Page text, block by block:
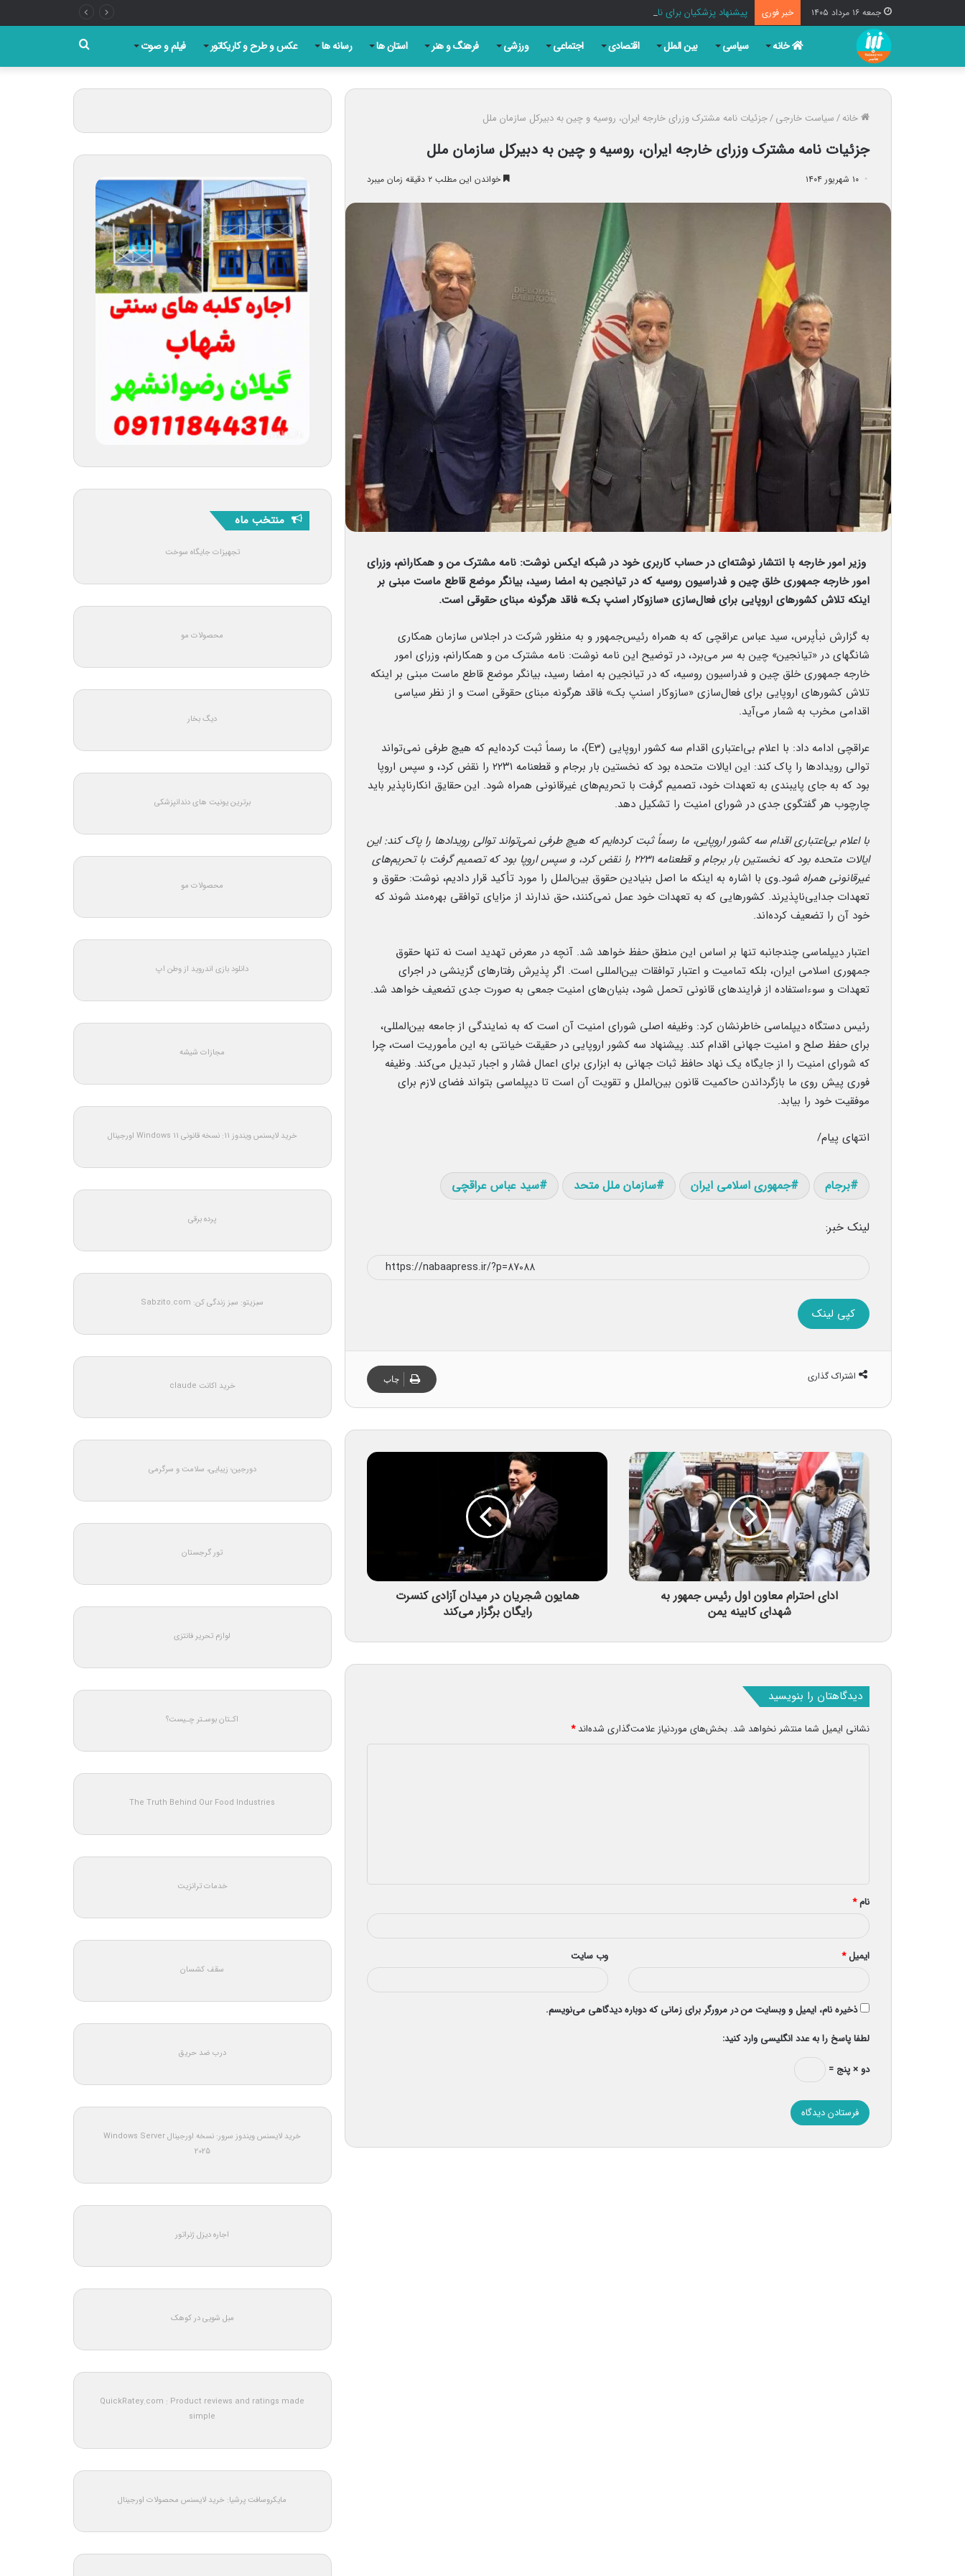
جمعه ۱۶ مرداد ۱۴۰۵ خبر فوری پیشنهاد پزشکیان برای نامگذاری روز تبریز به بهانه سالروز مشروطه
خانه سیاسی بین الملل اقتصادی اجتماعی ورزشی فرهنگ و هنر استان ها رسانه ها عکس و طرح و کاریکاتور فیلم و صوت
برای
خانه/سیاست خارجی/جزئیات نامه مشترک وزرای خارجه ایران، روسیه و چین به دبیرکل سازمان ملل
جزئیات نامه مشترک وزرای خارجه ایران، روسیه و چین به دبیرکل سازمان ملل
۱۰ شهریور ۱۴۰۴ خواندن این مطلب ۲ دقیقه زمان میبرد
وزیر امور خارجه با انتشار نوشته‌ای در حساب کاربری خود در شبکه ایکس نوشت: نامه مشترک من و همکارانم، وزرای
امور خارجه جمهوری خلق چین و فدراسیون روسیه که در تیانجین به امضا رسید، بیانگر موضع قاطع ماست مبنی بر
اینکه تلاش کشورهای اروپایی برای فعال‌سازی «سازوکار اسنپ بک» فاقد هرگونه مبنای حقوقی است.
به گزارش نبأپرس، سید عباس عراقچی که به همراه رئیس‌جمهور و به منظور شرکت در اجلاس سازمان همکاری
شانگهای در «تیانجین» چین به سر می‌برد، در توضیح این نامه نوشت: نامه مشترک من و همکارانم، وزرای امور
خارجه جمهوری خلق چین و فدراسیون روسیه، که در تیانجین به امضا رسید، بیانگر موضع قاطع ماست مبنی بر اینکه
تلاش کشورهای اروپایی برای فعال‌سازی «سازوکار اسنپ بک» فاقد هرگونه مبنای حقوقی است و از نظر سیاسی
اقدامی مخرب به شمار می‌آید.
عراقچی ادامه داد: با اعلام بی‌اعتباری اقدام سه کشور اروپایی (E3)، ما رسماً ثبت کرده‌ایم که هیچ طرفی نمی‌تواند
توالی رویدادها را پاک کند: این ایالات متحده بود که نخستین بار برجام و قطعنامه ۲۲۳۱ را نقض کرد، و سپس اروپا
بود که به جای پایبندی به تعهدات خود، تصمیم گرفت با تحریم‌های غیرقانونی همراه شود. این حقایق انکارناپذیر باید
چارچوب هر گفتگوی جدی در شورای امنیت را تشکیل دهد.
با اعلام بی‌اعتباری اقدام سه کشور اروپایی، ما رسماً ثبت کرده‌ایم که هیچ طرفی نمی‌تواند توالی رویدادها را پاک کند: این
ایالات متحده بود که نخستین بار برجام و قطعنامه ۲۲۳۱ را نقض کرد، و سپس اروپا بود که تصمیم گرفت با تحریم‌های
غیرقانونی همراه شود.وی با اشاره به اینکه ما اصل بنیادین حقوق بین‌الملل را مورد تأکید قرار دادیم، نوشت: حقوق و
تعهدات جدایی‌ناپذیرند. کشورهایی که به تعهدات خود عمل نمی‌کنند، حق ندارند از مزایای توافقی بهره‌مند شوند که
خود آن را تضعیف کرده‌اند.
اعتبار دیپلماسی چندجانبه تنها بر اساس این منطق حفظ خواهد شد. آنچه در معرض تهدید است نه تنها حقوق
جمهوری اسلامی ایران، بلکه تمامیت و اعتبار توافقات بین‌المللی است. اگر پذیرش رفتارهای گزینشی در اجرای
تعهدات و سوءاستفاده از فرایندهای قانونی تحمل شود، بنیان‌های امنیت جمعی به صورت جدی تضعیف خواهد شد.
رئیس دستگاه دیپلماسی خاطرنشان کرد: وظیفه اصلی شورای امنیت آن است که به نمایندگی از جامعه بین‌المللی،
برای حفظ صلح و امنیت جهانی اقدام کند. پیشنهاد سه کشور اروپایی در حقیقت خیانتی به این مأموریت است، چرا
که شورای امنیت را از جایگاه یک نهاد حافظ ثبات جهانی به ابزاری برای اعمال فشار و اجبار تبدیل می‌کند. وظیفه
فوری پیش روی ما بازگرداندن حاکمیت قانون بین‌الملل و تقویت آن است تا دیپلماسی بتواند فضای لازم برای
موفقیت خود را بیابد.
انتهای پیام/
برجام جمهوری اسلامی ایران سازمان ملل متحد سید عباس عراقچی
لینک خبر:
کپی لینک
اشتراک گذاری چاپ
ادای احترام معاون اول رئیس جمهور به
شهدای کابینه یمن
همایون شجریان در میدان آزادی کنسرت
رایگان برگزار می‌کند
دیدگاهتان را بنویسید
نشانی ایمیل شما منتشر نخواهد شد. بخش‌های موردنیاز علامت‌گذاری شده‌اند*
*
نام*
ایمیل* وب‌ سایت
ذخیره نام، ایمیل و وبسایت من در مرورگر برای زمانی که دوباره دیدگاهی می‌نویسم.
لطفا پاسخ را به عدد انگلیسی وارد کنید:
دو × پنج =
منتخب ماه
تجهیزات جایگاه سوخت
محصولات مو
دیگ بخار
برترین یونیت های دندانپزشکی
محصولات مو
دانلود بازی اندروید از وطن اپ
مجازات شیشه
خرید لایسنس ویندوز 11: نسخه قانونی Windows 11 اورجینال
پرده برقی
سبزیتو: سبز زندگی کن: Sabzito.com
خرید اکانت claude
دورجین؛ زیبایی، سلامت و سرگرمی
تور گرجستان
لوازم تحریر فانتزی
اکـتان بوسـتر چـیست؟
The Truth Behind Our Food Industries
خدمات ترانزیت
سقف کشسان
درب ضد حریق
خرید لایسنس ویندوز سرور: نسخه اورجینال Windows Server
2025
اجاره دیزل ژنراتور
مبل شویی در کوهک
QuickRatey.com : Product reviews and ratings made
simple
مایکروسافت پرشیا: خرید لایسنس محصولات اورجینال